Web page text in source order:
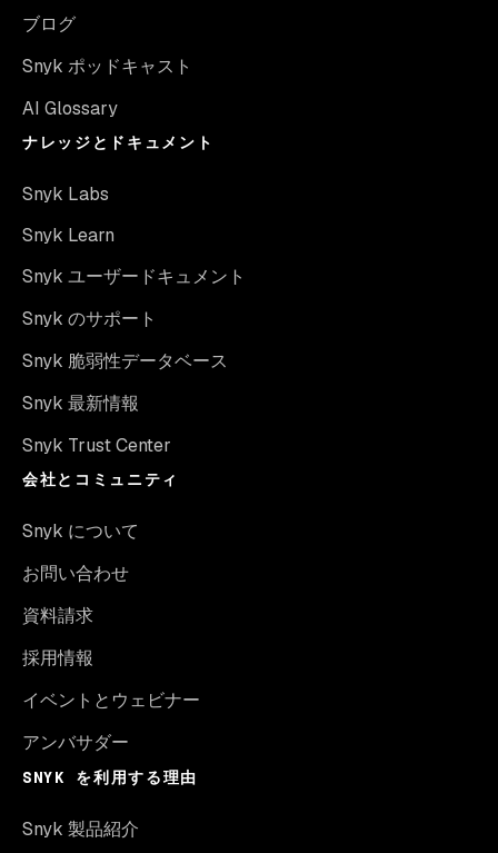
ブログ
Snyk ポッドキャスト
AI Glossary
ナレッジとドキュメント
Snyk Labs
Snyk Learn
Snyk ユーザードキュメント
Snyk のサポート
Snyk 脆弱性データベース
Snyk 最新情報
Snyk Trust Center
会社とコミュニティ
Snyk について
お問い合わせ
資料請求
採用情報
イベントとウェビナー
アンバサダー
SNYK を利用する理由
Snyk 製品紹介